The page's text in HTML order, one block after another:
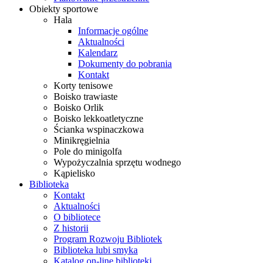
Obiekty sportowe
Hala
Informacje ogólne
Aktualności
Kalendarz
Dokumenty do pobrania
Kontakt
Korty tenisowe
Boisko trawiaste
Boisko Orlik
Boisko lekkoatletyczne
Ścianka wspinaczkowa
Minikręgielnia
Pole do minigolfa
Wypożyczalnia sprzętu wodnego
Kąpielisko
Biblioteka
Kontakt
Aktualności
O bibliotece
Z historii
Program Rozwoju Bibliotek
Biblioteka lubi smyka
Katalog on-line biblioteki